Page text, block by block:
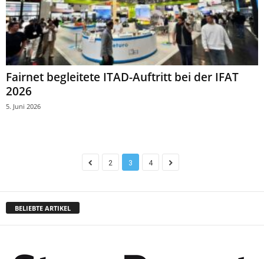
Fairnet begleitete ITAD-Auftritt bei der IFAT
2026
5. Juni 2026
2 3 4
BELIEBTE ARTIKEL